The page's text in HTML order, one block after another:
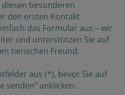
besonderen
den ersten Kontakt
das Formular aus – wir
und unterstützen Sie auf
tierischen Freund.
aus (*), bevor Sie auf
senden" anklicken.